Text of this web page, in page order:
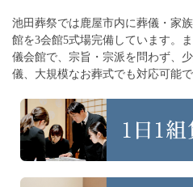
池田葬祭では鹿屋市内に葬儀・家
館を3会館5式場完備しています。
儀会館で、宗旨・宗派を問わず、
儀、大規模なお葬式でも対応可能で